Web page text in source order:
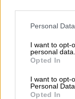
Personal
I want to opt-
personal data.
Opted In
I want to opt-
Personal Data.
Opted In
Kavita Patel -
06.08.2026 - 11:37
ζητούν οι έμποροι